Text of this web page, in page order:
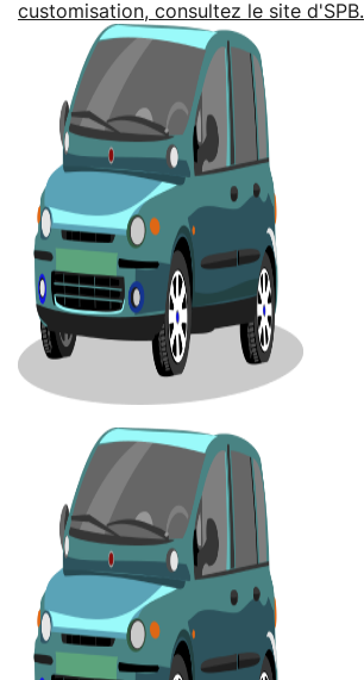
customisation, consultez le site d'SPB.